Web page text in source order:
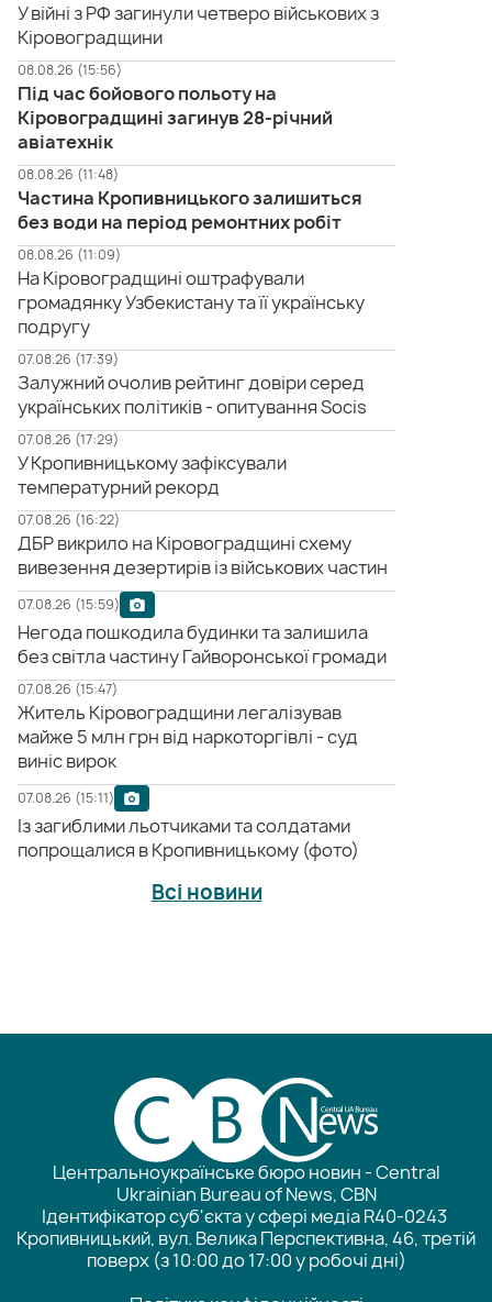
У війні з РФ загинули четверо військових з
Кіровоградщини
08.08.26 (15:56)
Під час бойового польоту на
Кіровоградщині загинув 28-річний
авіатехнік
08.08.26 (11:48)
Частина Кропивницького залишиться
без води на період ремонтних робіт
08.08.26 (11:09)
На Кіровоградщині оштрафували
громадянку Узбекистану та її українську
подругу
07.08.26 (17:39)
Залужний очолив рейтинг довіри серед
українських політиків - опитування Socis
07.08.26 (17:29)
У Кропивницькому зафіксували
температурний рекорд
07.08.26 (16:22)
ДБР викрило на Кіровоградщині схему
вивезення дезертирів із військових частин
07.08.26 (15:59)
Негода пошкодила будинки та залишила
без світла частину Гайворонської громади
07.08.26 (15:47)
Житель Кіровоградщини легалізував
майже 5 млн грн від наркоторгівлі - суд
виніс вирок
07.08.26 (15:11)
Із загиблими льотчиками та солдатами
попрощалися в Кропивницькому (фото)
Всі новини
Центральноукраїнське бюро новин - Central
Ukrainian Bureau of News, CBN
Ідентифікатор суб'єкта у сфері медіа R40-0243
Кропивницький, вул. Велика Перспективна, 46, третій
поверх (з 10:00 до 17:00 у робочі дні)